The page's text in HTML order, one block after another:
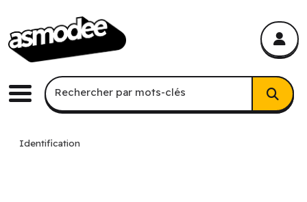
Menu
Recherche par mots-clés
Rechercher par mots-clés
Identification